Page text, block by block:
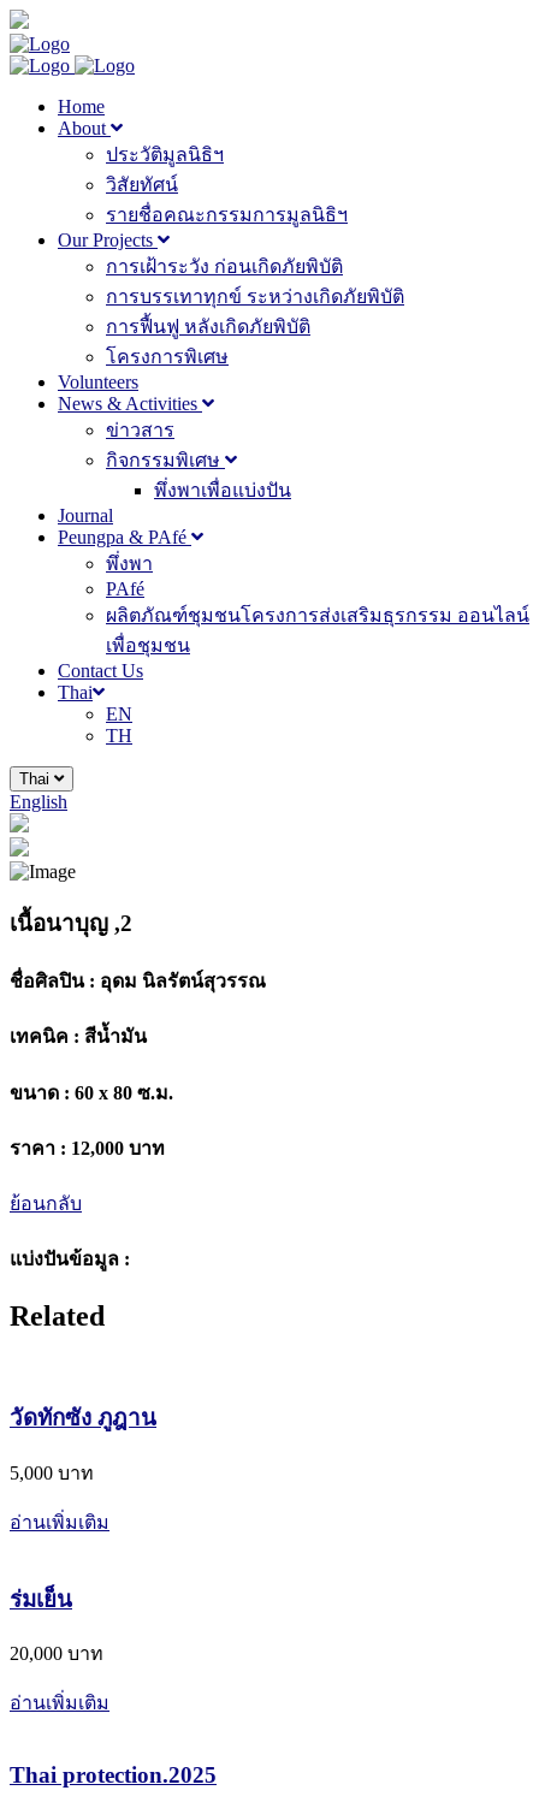
Home
About
ประวัติมูลนิธิฯ
วิสัยทัศน์
รายชื่อคณะกรรมการมูลนิธิฯ
Our Projects
การเฝ้าระวัง ก่อนเกิดภัยพิบัติ
การบรรเทาทุกข์ ระหว่างเกิดภัยพิบัติ
การฟื้นฟู หลังเกิดภัยพิบัติ
โครงการพิเศษ
Volunteers
News & Activities
ข่าวสาร
กิจกรรมพิเศษ
พึ่งพาเพื่อแบ่งปัน
Journal
Peungpa & PAfé
พึ่งพา
PAfé
ผลิตภัณฑ์ชุมชนโครงการส่งเสริมธุรกรรม ออนไลน์
เพื่อชุมชน
Contact Us
Thai
EN
TH
Thai
English
เนื้อนาบุญ ,2
ชื่อศิลปิน : อุดม นิลรัตน์สุวรรณ
เทคนิค : สีน้ำมัน
ขนาด : 60 x 80 ซ.ม.
ราคา : 12,000 บาท
ย้อนกลับ
แบ่งปันข้อมูล :
Related
วัดทักซัง ภูฎาน
5,000 บาท
อ่านเพิ่มเติม
ร่มเย็น
20,000 บาท
อ่านเพิ่มเติม
Thai protection.2025